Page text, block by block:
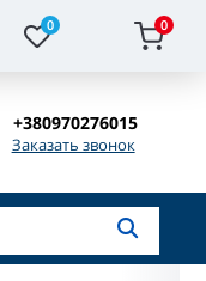
0 0
+380970276015
Заказать звонок